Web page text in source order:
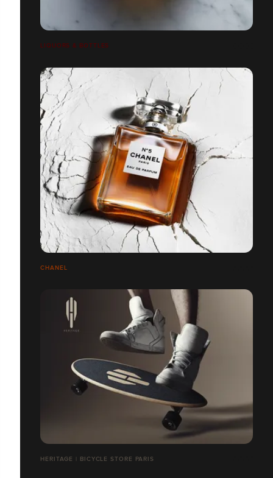
LIQUORS & BOTTLES
CHANEL
HERITAGE | BICYCLE STORE PARIS